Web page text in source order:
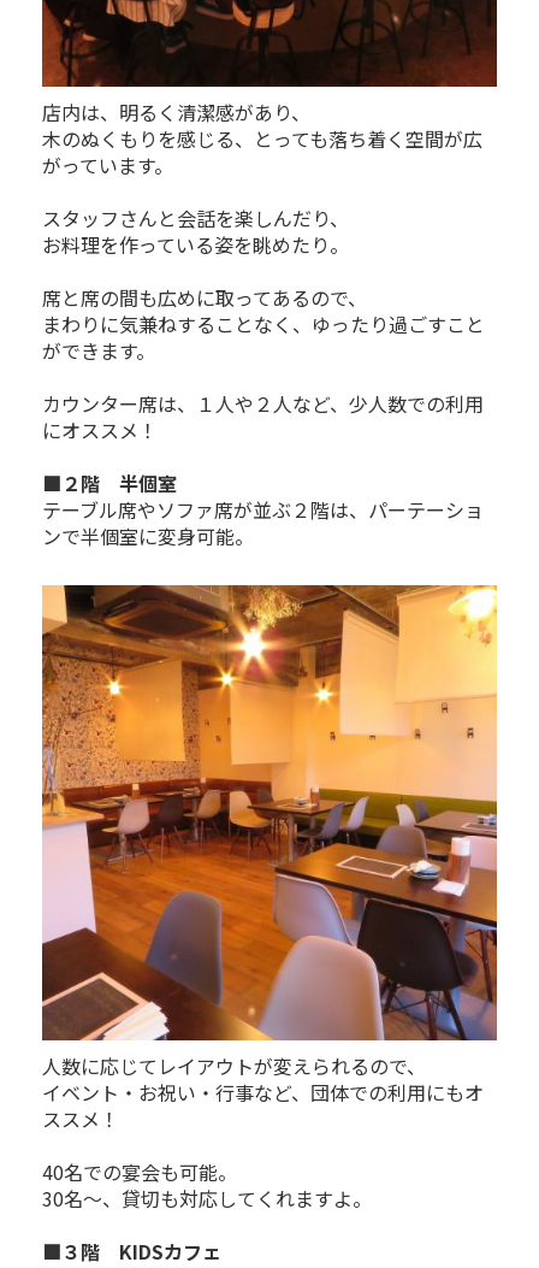
店内は、明るく清潔感があり、
木のぬくもりを感じる、とっても落ち着く空間が広
がっています。
スタッフさんと会話を楽しんだり、
お料理を作っている姿を眺めたり。
席と席の間も広めに取ってあるので、
まわりに気兼ねすることなく、ゆったり過ごすこと
ができます。
カウンター席は、１人や２人など、少人数での利用
にオススメ！
■２階 半個室
テーブル席やソファ席が並ぶ２階は、パーテーショ
ンで半個室に変身可能。
人数に応じてレイアウトが変えられるので、
イベント・お祝い・行事など、団体での利用にもオ
ススメ！
40名での宴会も可能。
30名～、貸切も対応してくれますよ。
■３階 KIDSカフェ